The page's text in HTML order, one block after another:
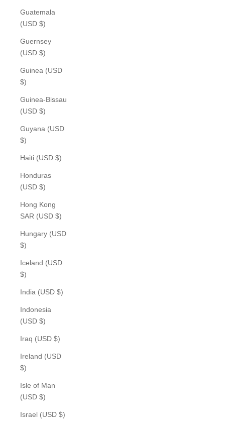
Guatemala
(USD $)
Guernsey
(USD $)
Guinea (USD
$)
Guinea-Bissau
(USD $)
Guyana (USD
$)
Haiti (USD $)
Honduras
(USD $)
Hong Kong
SAR (USD $)
Hungary (USD
$)
Iceland (USD
$)
India (USD $)
Indonesia
(USD $)
Iraq (USD $)
Ireland (USD
$)
Isle of Man
(USD $)
Israel (USD $)